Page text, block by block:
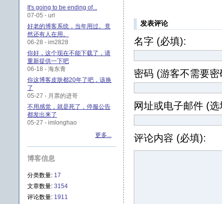
发表评论
名字 (必填):
密码 (游客不需要密
网址或电子邮件 (
评论内容 (必填):
It's going to be ending of...
07-05 - url
好老的博客系统，当年用过。竟
然还有人在用。
06-28 - im2828
你好，这个现在不能下载了，请
重新提供一下吧
06-18 - 海东青
你这博客皮肤都20年了吧，该换
了
05-27 - 月票的进哥
不用感觉，就是死了，停服公告
都发出来了
05-27 - imlonghao
更多...
博客信息
分类数量: 17
文章数量: 3154
评论数量: 1911